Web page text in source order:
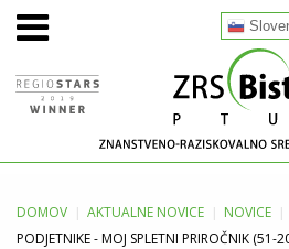
DOMOV AKTUALNE NOVICE NOVICE
PODJETNIKE - MOJ SPLETNI PRIROČNIK (51-